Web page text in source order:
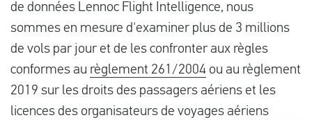
de données Lennoc Flight Intelligence, nous
sommes en mesure d'examiner plus de 3 millions
de vols par jour et de les confronter aux règles
conformes au règlement 261/2004 ou au règlement
2019 sur les droits des passagers aériens et les
licences des organisateurs de voyages aériens